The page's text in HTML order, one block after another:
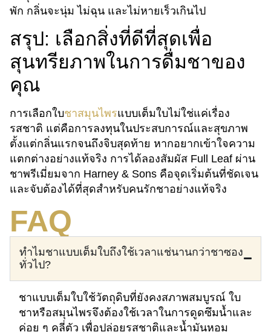
พัก กลิ่นจะนุ่ม ไม่ฉุน และไม่หายเร็วเกินไป
สรุป: เลือกสิ่งที่ดีที่สุดเพื่อ
สุนทรียภาพในการดื่มชาของ
คุณ
การเลือกใบชาสมุนไพรแบบเต็มใบไม่ใช่แค่เรื่อง
รสชาติ แต่คือการลงทุนในประสบการณ์และสุขภาพ
ตั้งแต่กลิ่นแรกจนถึงจิบสุดท้าย หากอยากเข้าใจความ
แตกต่างอย่างแท้จริง การได้ลองสัมผัส Full Leaf ผ่าน
ชาพรีเมี่ยมจาก Harney & Sons คือจุดเริ่มต้นที่ชัดเจน
และจับต้องได้ที่สุดสำหรับคนรักชาอย่างแท้จริง
FAQ
ทำไมชาแบบเต็มใบถึงใช้เวลาแช่นานกว่าชาซอง
ทั่วไป?
ชาแบบเต็มใบใช้วัตถุดิบที่ยังคงสภาพสมบูรณ์ ใบ
ชาหรือสมุนไพรจึงต้องใช้เวลาในการดูดซึมน้ำและ
ค่อย ๆ คลี่ตัว เพื่อปล่อยรสชาติและน้ำมันหอม